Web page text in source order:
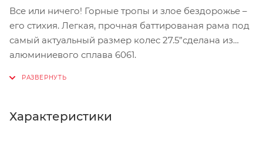
Все или ничего! Горные тропы и злое бездорожье –
его стихия. Легкая, прочная баттированая рама под
самый актуальный размер колес 27.5”сделана из
алюминиевого сплава 6061.
универсальны и обеспечивают уверенное
Характеристики